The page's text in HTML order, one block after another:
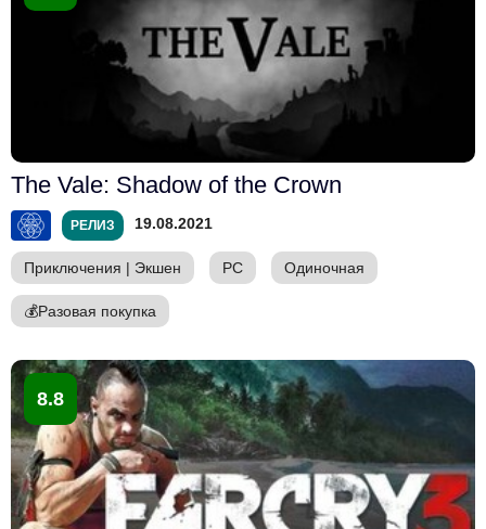
The Vale: Shadow of the Crown
РЕЛИЗ 19.08.2021
Приключения | Экшен PC Одиночная
💰Разовая покупка
8.8